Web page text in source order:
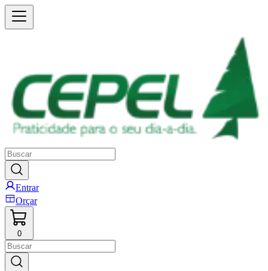
Entrar
Orçar
0